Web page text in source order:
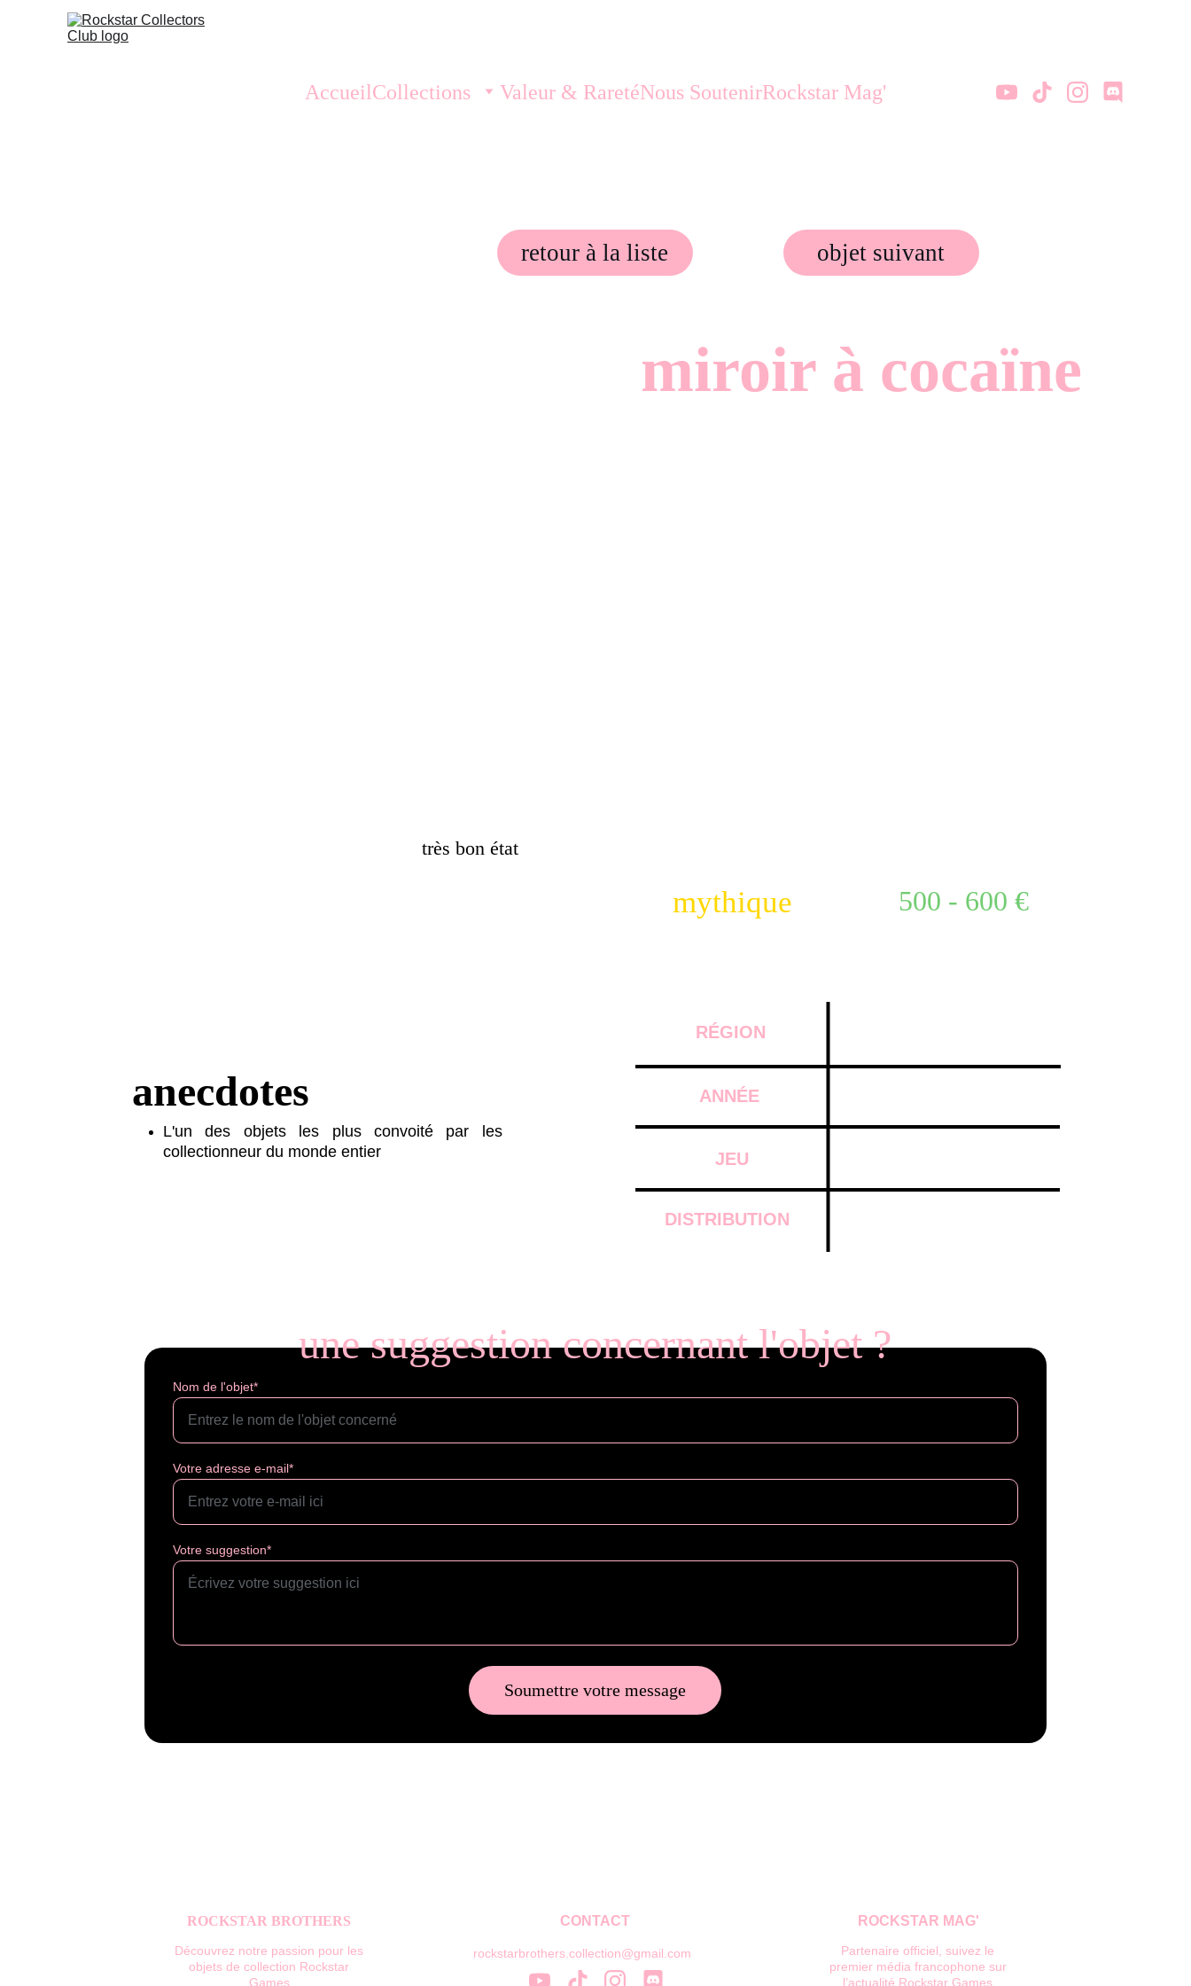
AccueilCollections Valeur & RaretéNous SoutenirRockstar Mag'
miroir à cocaïne
mythique
anecdotes
L'un des objets les plus convoité par les
collectionneur du monde entier
Nom de l'objet*
Votre adresse e-mail*
Votre suggestion*
Soumettre votre message
une suggestion concernant l'objet ?
500 - 600 €
retour à la liste objet suivant
très bon état
ANNÉE
RÉGION
JEU
DISTRIBUTION
ROCKSTAR BROTHERS
Découvrez notre passion pour les
objets de collection Rockstar
Games.
CONTACT
rockstarbrothers.collection@gmail.com
ROCKSTAR MAG'
Partenaire officiel, suivez le
premier média francophone sur
l’actualité Rockstar Games.